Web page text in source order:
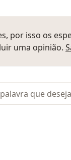
por isso os
uma opinião.
opiniões